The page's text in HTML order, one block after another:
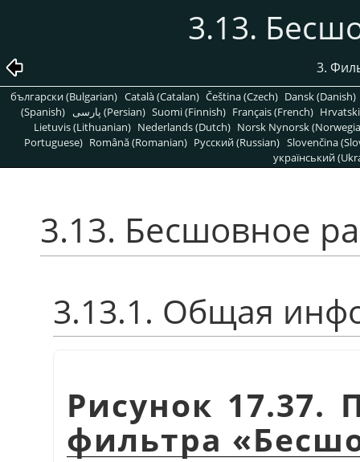
3.13.
3.
български (Bulgarian) Català (Catalan) Čeština (Czech) Dansk (Danish)
(Spanish)
پارسی (Persian) Suomi (Finnish) Français (French)
Lietuvis (Lithuanian) Nederlands (Dutch) Norsk Nynorsk
Portuguese) Română (Romanian) Pусский (Russian) Slovenčina
український
3.13. Бесшовное
3.13.1. Общая
Рисунок 17.37.
фильтра «